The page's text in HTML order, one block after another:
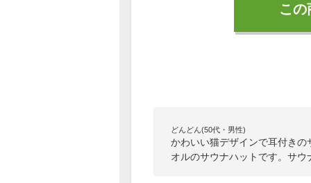
こ
どんどん(50代・男性)
かわいい猫デザインで耳付き
オルのサウナハットです。サ